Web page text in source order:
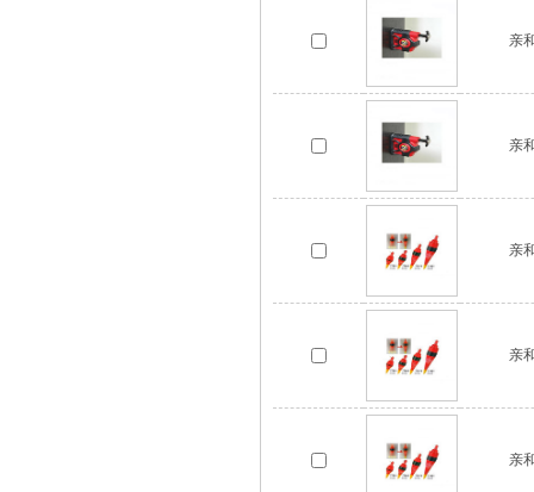
亲
亲
亲
亲
亲